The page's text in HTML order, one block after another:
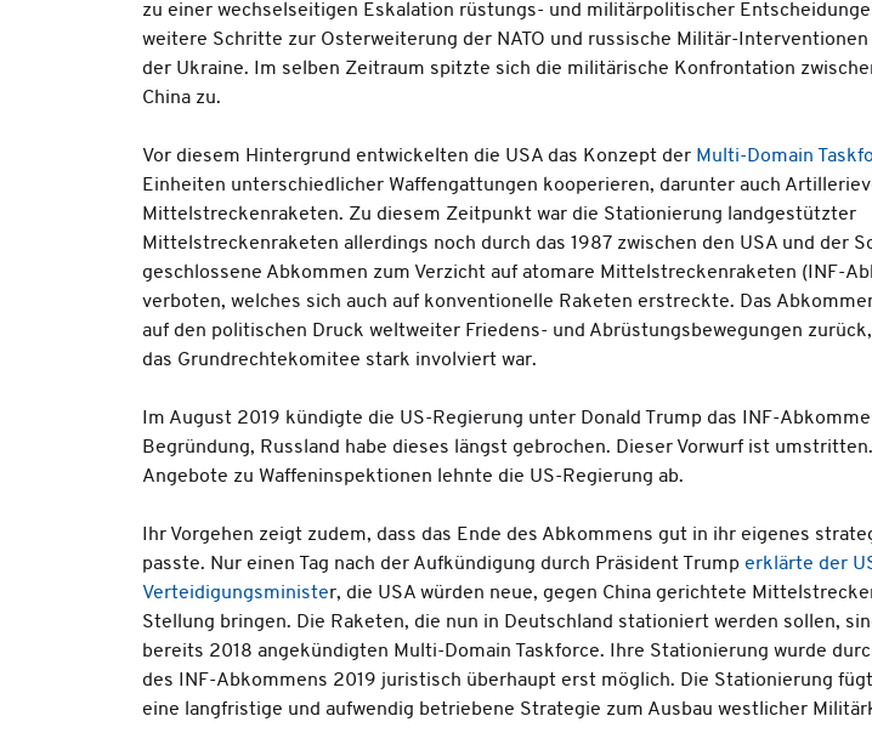
zu einer wechselseitigen Eskalation rüstungs- und militärpolitischer
weitere Schritte zur Osterweiterung der NATO und russische Militär-Interventionen
der Ukraine. Im selben Zeitraum spitzte sich die militärische Konfrontation
China zu.
Vor diesem Hintergrund entwickelten die USA das Konzept der Multi-Domain
Einheiten unterschiedlicher Waffengattungen kooperieren, darunter auch
Mittelstreckenraketen. Zu diesem Zeitpunkt war die Stationierung landgestützter
Mittelstreckenraketen allerdings noch durch das 1987 zwischen den USA und der
geschlossene Abkommen zum Verzicht auf atomare Mittelstreckenraketen (INF-
verboten, welches sich auch auf konventionelle Raketen erstreckte. Das
auf den politischen Druck weltweiter Friedens- und Abrüstungsbewegungen
das Grundrechtekomitee stark involviert war.
Im August 2019 kündigte die US-Regierung unter Donald Trump das INF-
Begründung, Russland habe dieses längst gebrochen. Dieser Vorwurf ist
Angebote zu Waffeninspektionen lehnte die US-Regierung ab.
Ihr Vorgehen zeigt zudem, dass das Ende des Abkommens gut in ihr eigenes
passte. Nur einen Tag nach der Aufkündigung durch Präsident Trump erklärte der
Verteidigungsminister, die USA würden neue, gegen China gerichtete
Stellung bringen. Die Raketen, die nun in Deutschland stationiert werden sollen,
bereits 2018 angekündigten Multi-Domain Taskforce. Ihre Stationierung wurde
des INF-Abkommens 2019 juristisch überhaupt erst möglich. Die Stationierung
eine langfristige und aufwendig betriebene Strategie zum Ausbau westlicher